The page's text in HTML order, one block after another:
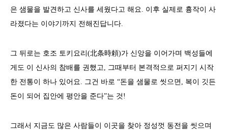
은 샘물을 발견하고 신사를 세웠다고 해요. 이후 실제로 흉작이 사
라졌다는 이야기까지 전해진답니다.
그 뒤로는 호조 토키요리(北条時頼)가 신앙을 이어가며 백성들에
게도 이 신사의 참배를 권했고, 그때부터 본격적으로 퍼지기 시작
한 전통이 하나 있어요. 그건 바로 “돈을 샘물로 씻으면 , 복이 깃든
돈이 되어 집안에 평안을 준다”는 것!
그래서 지금도 많은 사람들이 이곳을 찾아 정성껏 동전을 씻으며